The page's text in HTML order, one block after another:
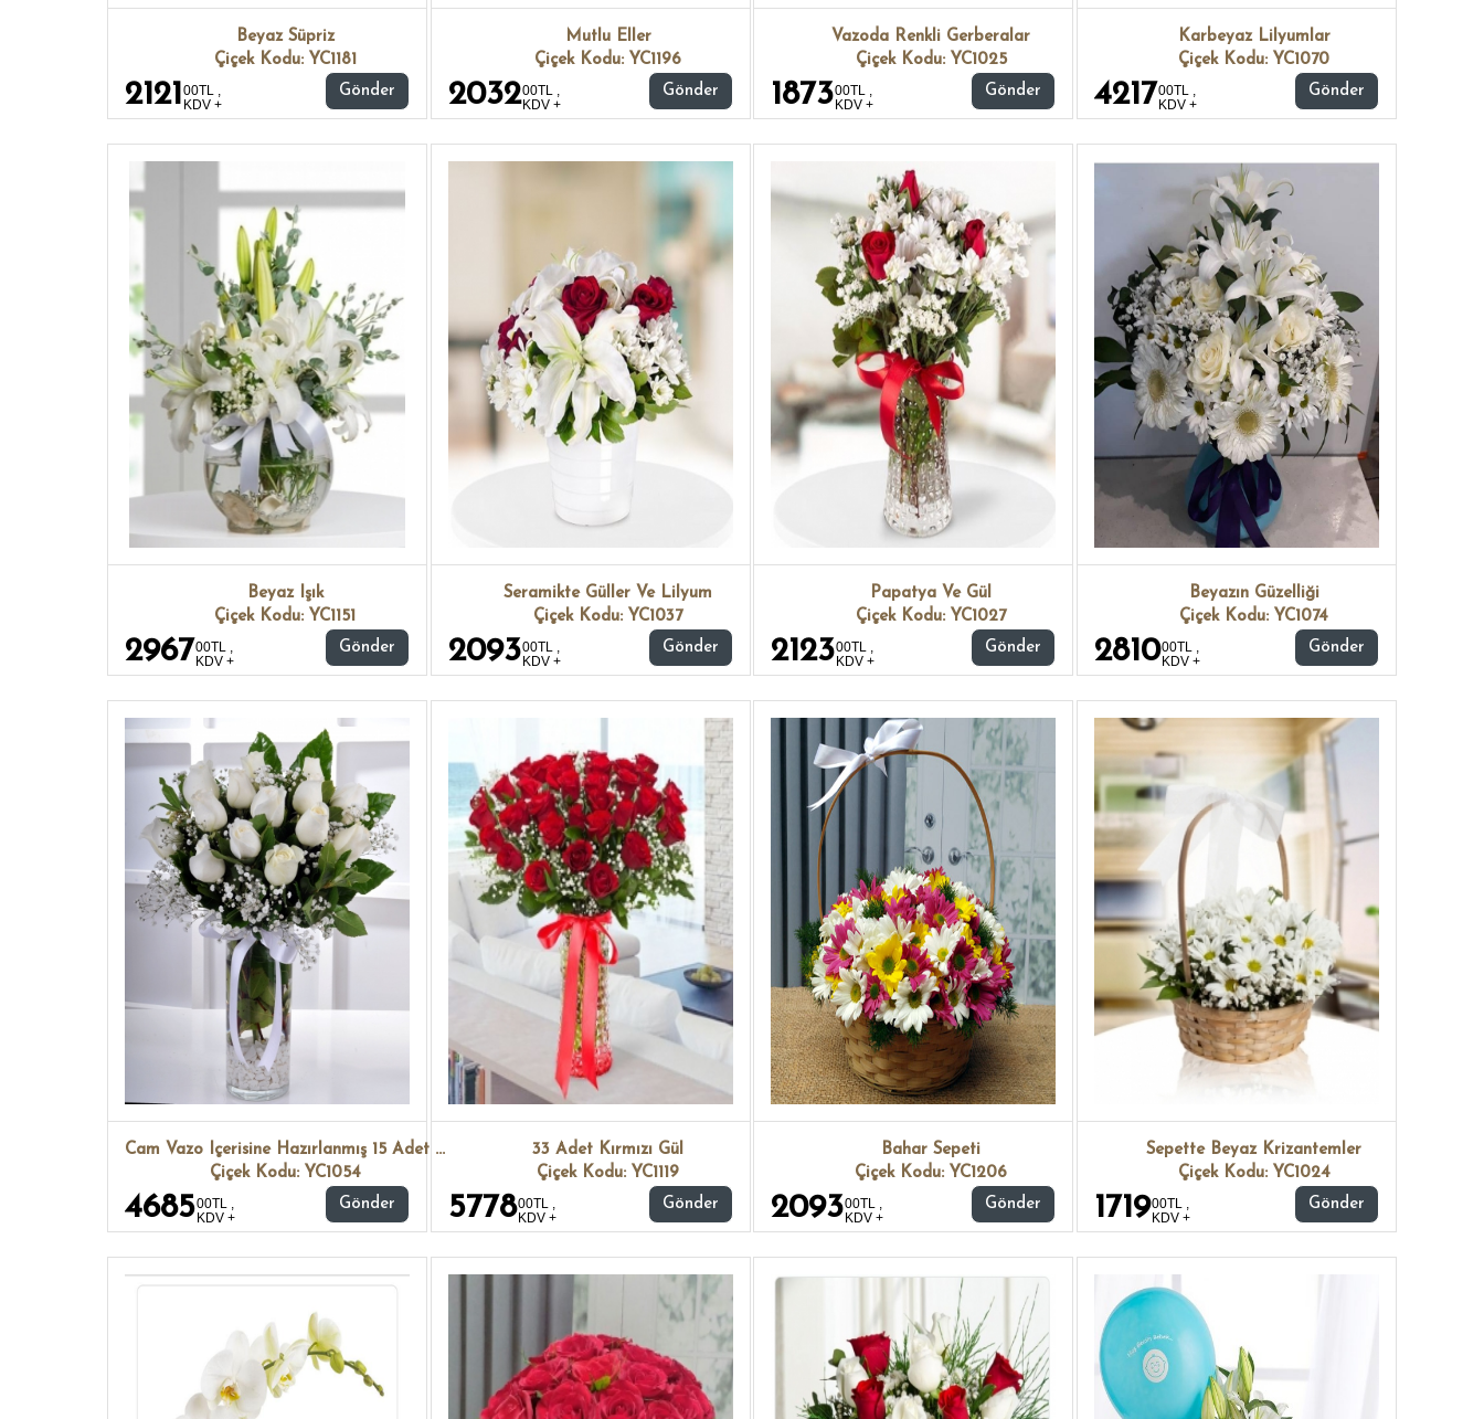
Beyaz Süpriz
Çiçek Kodu: YC1181
212100TL ,
KDV +
Gönder
Mutlu Eller
Çiçek Kodu: YC1196
203200TL ,
KDV +
Gönder
Vazoda Renkli Gerberalar
Çiçek Kodu: YC1025
187300TL ,
KDV +
Gönder
Karbeyaz Lilyumlar
Çiçek Kodu: YC1070
421700TL ,
KDV +
Gönder
Beyaz Işık
Çiçek Kodu: YC1151
296700TL ,
KDV +
Gönder
Seramikte Güller Ve Lilyum
Çiçek Kodu: YC1037
209300TL ,
KDV +
Gönder
Papatya Ve Gül
Çiçek Kodu: YC1027
212300TL ,
KDV +
Gönder
Beyazın Güzelliği
Çiçek Kodu: YC1074
281000TL ,
KDV +
Gönder
Cam Vazo Içerisine Hazırlanmış 15 Adet Beyaz Gül
Çiçek Kodu: YC1054
468500TL ,
KDV +
Gönder
33 Adet Kırmızı Gül
Çiçek Kodu: YC1119
577800TL ,
KDV +
Gönder
Bahar Sepeti
Çiçek Kodu: YC1206
209300TL ,
KDV +
Gönder
Sepette Beyaz Krizantemler
Çiçek Kodu: YC1024
171900TL ,
KDV +
Gönder